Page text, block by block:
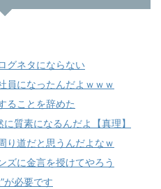
グネタにならない
員になったんだよｗｗｗ
ることを辞めた
質素になるんだよ【真理】
り道だと思うんだよなｗ
ズに金言を授けてやろう
が必要です